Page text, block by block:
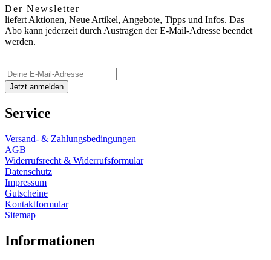
Der Newsletter
liefert Aktionen, Neue Artikel, Angebote, Tipps und Infos. Das
Abo kann jederzeit durch Austragen der E-Mail-Adresse beendet
werden.
Service
Versand- & Zahlungsbedingungen
AGB
Widerrufsrecht & Widerrufsformular
Datenschutz
Impressum
Gutscheine
Kontaktformular
Sitemap
Informationen